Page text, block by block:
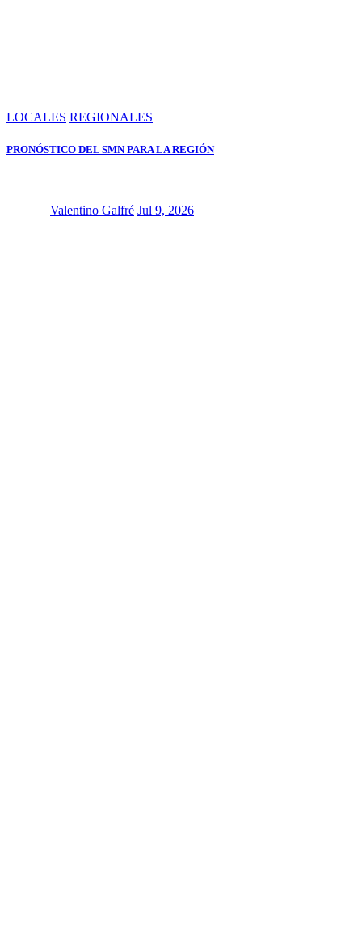
LOCALES REGIONALES
PRONÓSTICO DEL SMN PARA LA REGIÓN
Valentino Galfré Jul 9, 2026